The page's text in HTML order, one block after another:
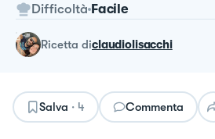
Difficoltà Facile
ricetta diclaudiolisacchi
Salva · 4 Commenta